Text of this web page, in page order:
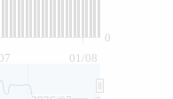
01/08
0